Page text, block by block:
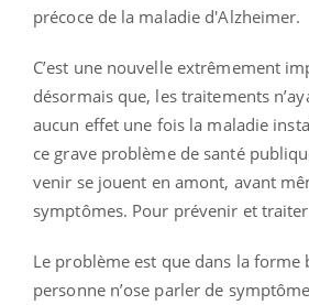
précoce de la maladie d'Alzheimer.
C’est une nouvelle extrêmement
désormais que, les traitements
aucun effet une fois la maladie
ce grave problème de santé
venir se jouent en amont, avant
symptômes. Pour prévenir et
Le problème est que dans la forme
personne n’ose parler de